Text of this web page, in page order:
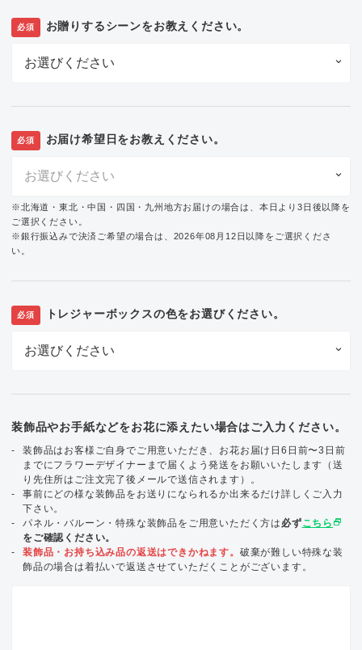
必須 お贈りするシーンをお教えください。
必須 お届け希望日をお教えください。
※北海道・東北・中国・四国・九州地方お届けの場合は、本日より3日後以降を
ご選択ください。
※銀行振込みで決済ご希望の場合は、2026年08月12日以降をご選択くださ
い。
必須 トレジャーボックスの色をお選びください。
装飾品やお手紙などをお花に添えたい場合はご入力ください。
装飾品はお客様ご自身でご用意いただき、お花お届け日6日前〜3日前
までにフラワーデザイナーまで届くよう発送をお願いいたします（送
り先住所はご注文完了後メールで送信されます）。
事前にどの様な装飾品をお送りになられるか出来るだけ詳しくご入力
下さい。
パネル・バルーン・特殊な装飾品をご用意いただく方は 必ずこちら select_window
をご確認ください。
装飾品・お持ち込み品の返送はできかねます。 破棄が難しい特殊な装
飾品の場合は着払いで返送させていただくことがございます。